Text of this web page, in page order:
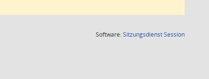
Software:SitzungsdienstSession(Wird in